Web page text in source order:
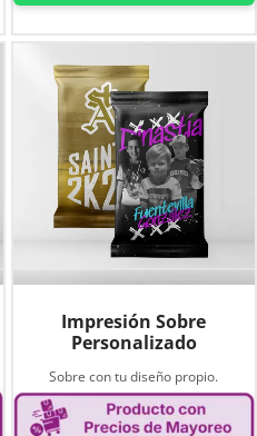
Impresión Sobre
Personalizado
Sobre con tu diseño propio.